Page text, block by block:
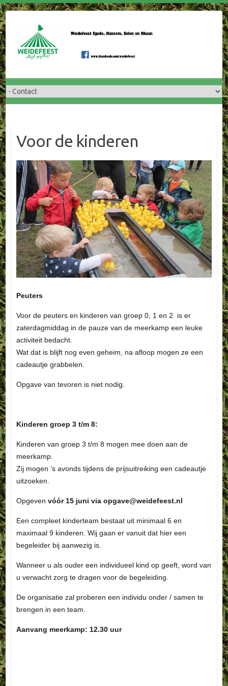
Doorgaan
naar
inhoud
Voor de kinderen
Peuters
Voor de peuters en kinderen van groep 0, 1 en 2 is er
zaterdagmiddag in de pauze van de meerkamp een leuke
activiteit bedacht.
Wat dat is blijft nog even geheim, na afloop mogen ze een
cadeautje grabbelen.
Opgave van tevoren is niet nodig.
Kinderen groep 3 t/m 8:
Kinderen van groep 3 t/m 8 mogen mee doen aan de
meerkamp.
Zij mogen ’s avonds tijdens de prijsuitreiking een cadeautje
uitzoeken.
Opgeven vóór 15 juni via opgave@weidefeest.nl
Een compleet kinderteam bestaat uit minimaal 6 en
maximaal 9 kinderen. Wij gaan er vanuit dat hier een
begeleider bij aanwezig is.
Wanneer u als ouder een individueel kind op geeft, word van
u verwacht zorg te dragen voor de begeleiding.
De organisatie zal proberen een individu onder / samen te
brengen in een team.
Aanvang meerkamp: 12.30 uur